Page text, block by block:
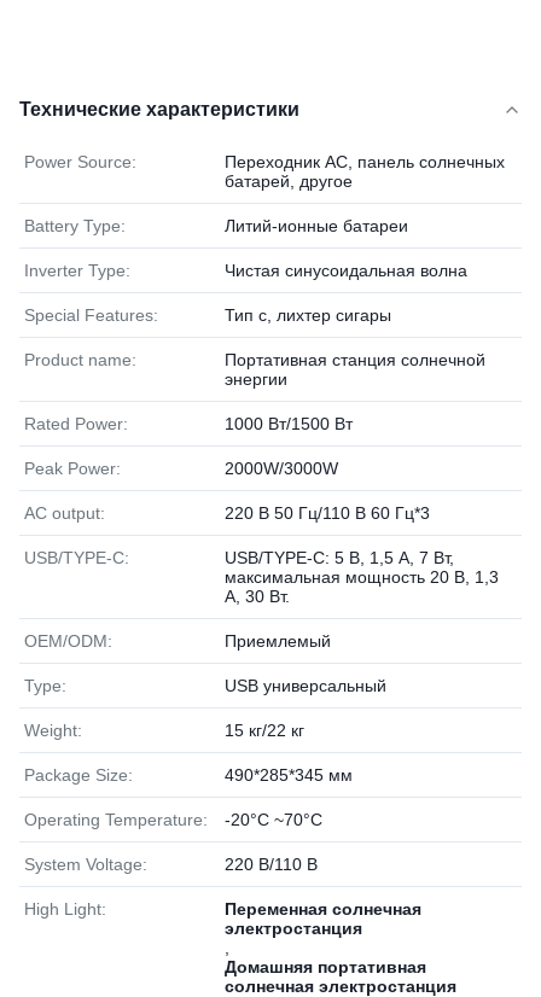
Технические характеристики
Power Source:
Переходник AC, панель солнечных
батарей, другое
Battery Type: Литий-ионные батареи
Inverter Type: Чистая синусоидальная волна
Special Features: Тип c, лихтер сигары
Product name:
Портативная станция солнечной
энергии
Rated Power: 1000 Вт/1500 Вт
Peak Power: 2000W/3000W
AC output: 220 В 50 Гц/110 В 60 Гц*3
USB/TYPE-C:
USB/TYPE-C: 5 В, 1,5 А, 7 Вт,
максимальная мощность 20 В, 1,3
А, 30 Вт.
OEM/ODM: Приемлемый
Type: USB универсальный
Weight: 15 кг/22 кг
Package Size: 490*285*345 мм
Operating Temperature: -20°C ~70°C
System Voltage: 220 В/110 В
High Light:
Переменная солнечная
электростанция
Домашняя портативная
солнечная электростанция